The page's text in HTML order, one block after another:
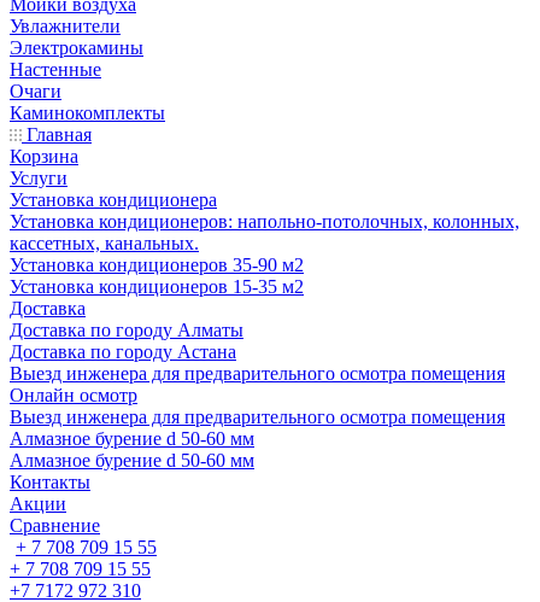
Мойки воздуха
Увлажнители
Электрокамины
Настенные
Очаги
Каминокомплекты
Главная
Корзина
Услуги
Установка кондиционера
Установка кондиционеров: напольно-потолочных, колонных,
кассетных, канальных.
Установка кондиционеров 35-90 м2
Установка кондиционеров 15-35 м2
Доставка
Доставка по городу Алматы
Доставка по городу Астана
Выезд инженера для предварительного осмотра помещения
Онлайн осмотр
Выезд инженера для предварительного осмотра помещения
Алмазное бурение d 50-60 мм
Алмазное бурение d 50-60 мм
Контакты
Акции
Сравнение
+ 7 708 709 15 55
+ 7 708 709 15 55
+7 7172 972 310